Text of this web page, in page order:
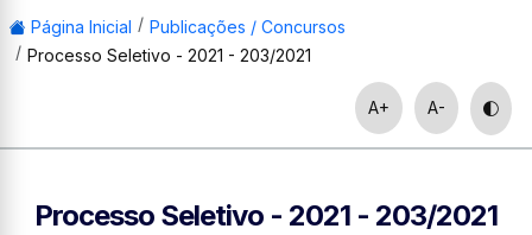
Página Inicial
Publicações / Concursos
Processo Seletivo - 2021 - 203/2021
A+ A-
Processo Seletivo - 2021 - 203/2021